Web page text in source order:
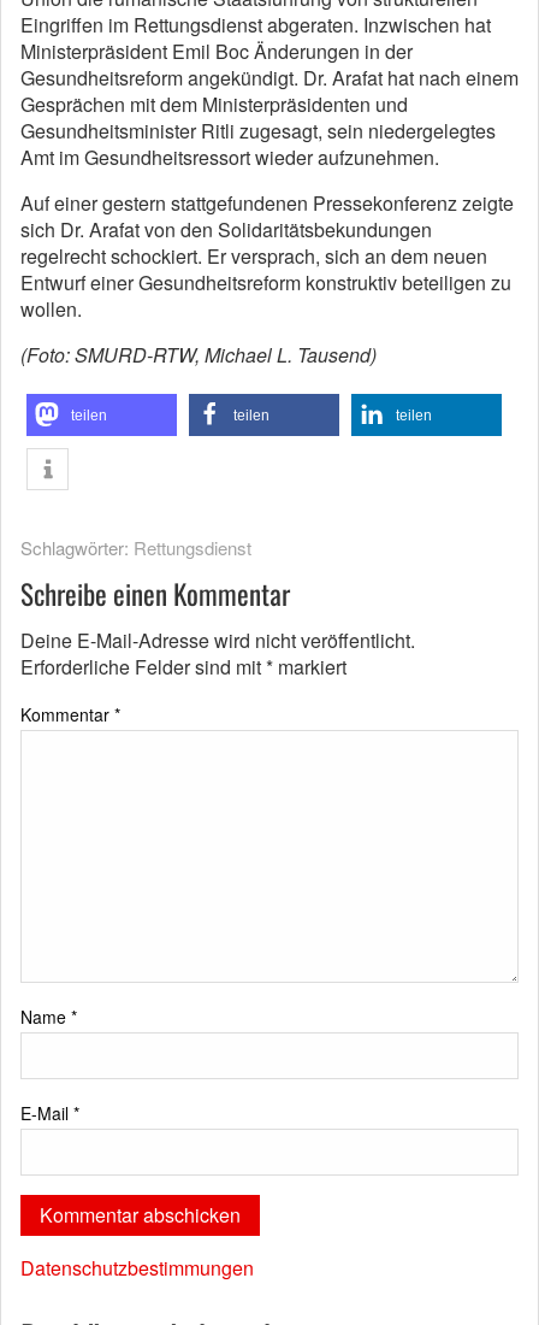
Eingriffen im Rettungsdienst abgeraten. Inzwischen hat
Ministerpräsident Emil Boc Änderungen in der
Gesundheitsreform angekündigt. Dr. Arafat hat nach einem
Gesprächen mit dem Ministerpräsidenten und
Gesundheitsminister Ritli zugesagt, sein niedergelegtes
Amt im Gesundheitsressort wieder aufzunehmen.
Auf einer gestern stattgefundenen Pressekonferenz zeigte
sich Dr. Arafat von den Solidaritätsbekundungen
regelrecht schockiert. Er versprach, sich an dem neuen
Entwurf einer Gesundheitsreform konstruktiv beteiligen zu
wollen.
(Foto: SMURD-RTW, Michael L. Tausend)
teilen teilen teilen
Schlagwörter: Rettungsdienst
Schreibe einen Kommentar
Deine E-Mail-Adresse wird nicht veröffentlicht.
Erforderliche Felder sind mit* markiert
Kommentar *
Name *
E-Mail *
Datenschutzbestimmungen